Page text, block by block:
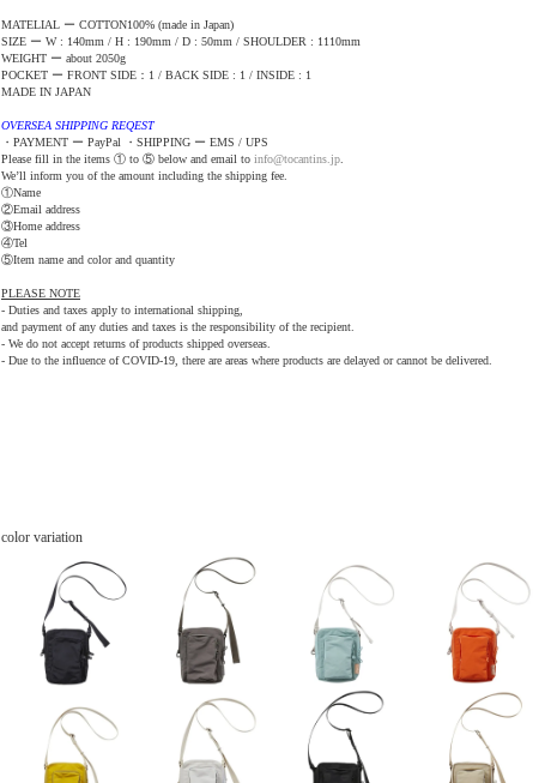
MATELIAL ー COTTON100% (made in Japan)
SIZE ー W : 140mm / H : 190mm / D : 50mm / SHOULDER : 1110mm
WEIGHT ー about 2050g
POCKET ー FRONT SIDE：1 / BACK SIDE : 1 / INSIDE : 1
MADE IN JAPAN
OVERSEA SHIPPING REQEST
・PAYMENT ー PayPal ・SHIPPING ー EMS / UPS
Please fill in the items ① to ⑤ below and email to info@tocantins.jp
We’ll inform you of the amount including the shipping fee.
①Name
②Email address
③Home address
④Tel
⑤Item name and color and quantity
PLEASE NOTE
- Duties and taxes apply to international shipping,
and payment of any duties and taxes is the responsibility of the recipient.
- We do not accept returns of products shipped overseas.
- Due to the influence of COVID-19, there are areas where products are delayed or cannot be delivered.
color variation